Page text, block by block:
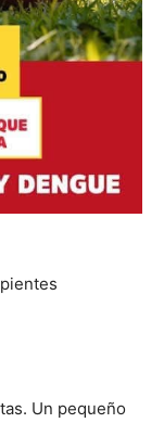
Un pequeño